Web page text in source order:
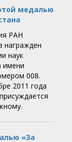
медалью
РАН
награжден
наук
имени
008.
2011 года
«За